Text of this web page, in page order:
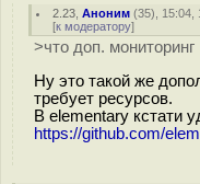
2.23 ,Аноним (35), 15:04,
[к модератору]
>что доп. мониторинг
Ну это такой же
требует ресурсов.
В elementary кстати
https://github.com/